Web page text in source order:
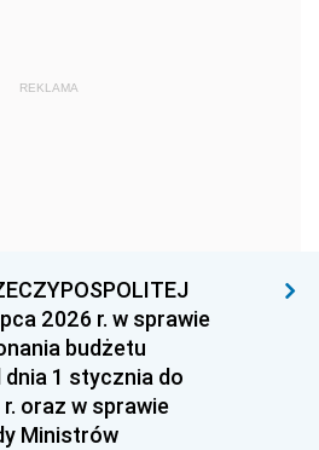
1959
1937
REKLAMA
2026 r. w sprawie
budżetu
1 stycznia do
oraz w sprawie
Ministrów